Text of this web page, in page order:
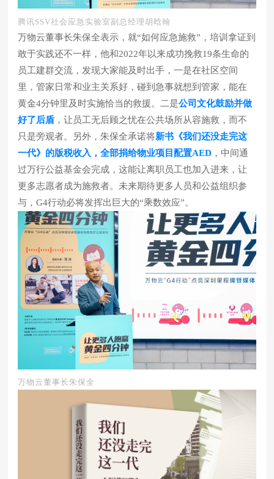
腾讯SSV社会应急实验室副总经理胡晗翰
万物云董事长朱保全表示，就“如何应急施救”，培训拿证到
敢于实践还不一样，他和2022年以来成功挽救19条生命的
员工建群交流，发现大家能及时出手，一是在社区空间
里，管家日常和业主关系好，碰到急事就想到管家，能在
黄金4分钟里及时实施恰当的救援。二是公司文化鼓励并做
好了后盾 ，让员工无后顾之忧在公共场所从容施救，而不
只是旁观者。另外，朱保全承诺将新书《我们还没走完这
一代》的版税收入，全部捐给物业项目配置AED ，中间通
过万行公益基金会完成，这能让离职员工也加入进来，让
更多志愿者成为施救者。未来期待更多人员和公益组织参
与，G4行动必将发挥出巨大的“乘数效应”。
万物云董事长朱保全